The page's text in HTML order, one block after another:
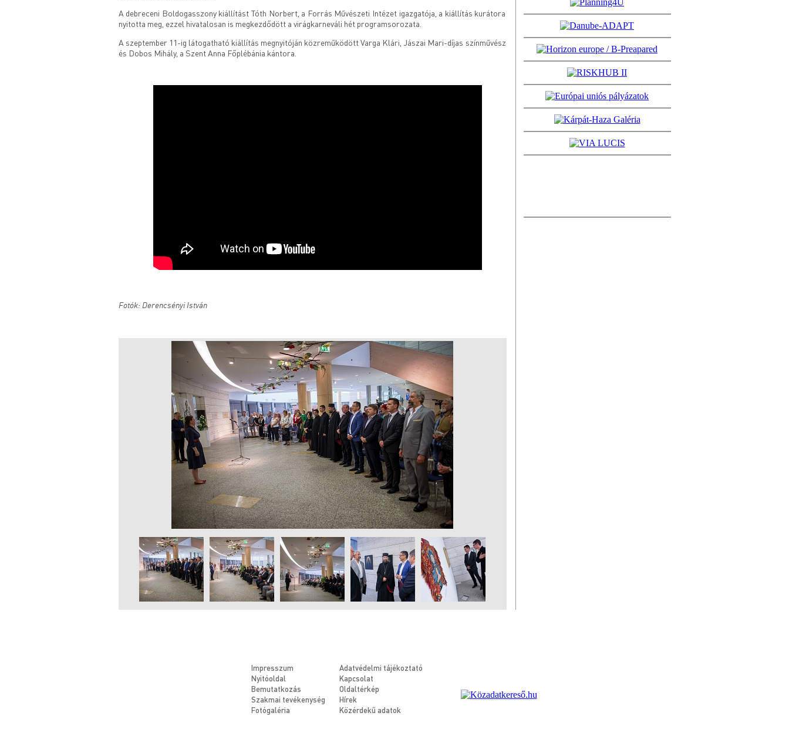
A debreceni Boldogasszony kiállítást Tóth Norbert, a Forrás Művészeti Intézet igazgatója, a kiállítás kurátora
nyitotta meg, ezzel hivatalosan is megkezdődött a virágkarneváli hét programsorozata.
A szeptember 11-ig látogatható kiállítás megnyitóján közreműködött Varga Klári, Jászai Mari-díjas színművész
és Dobos Mihály, a Szent Anna Főplébánia kántora.
Fotók: Derencsényi István
Impresszum
Adatvédelmi tájékoztató
Nyitóoldal
Kapcsolat
Bemutatkozás
Oldaltérkép
Szakmai tevékenység
Hírek
Fotógaléria
Közérdekű adatok